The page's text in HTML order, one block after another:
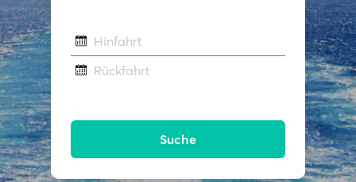
Hinfahrt
Rückfahrt
Suche